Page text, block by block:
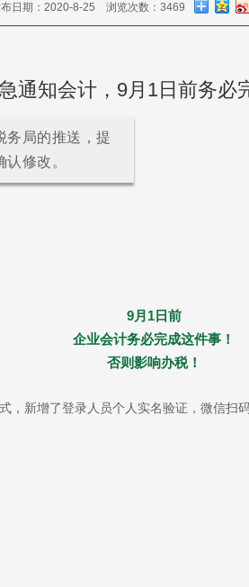
日期：2020-8-25 浏览次数：3469
知会计，9月1日前务必
务局的推送，提
修改。
9月1日前
企业会计务必完成这件事！
否则影响办税！
，新增了登录人员个人实名验证，微信